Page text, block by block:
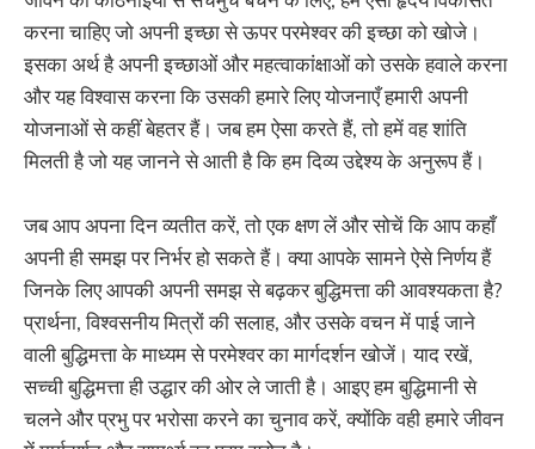
करना चाहिए जो अपनी इच्छा से ऊपर परमेश्वर की इच्छा को खोजे।
इसका अर्थ है अपनी इच्छाओं और महत्वाकांक्षाओं को उसके हवाले करना
और यह विश्वास करना कि उसकी हमारे लिए योजनाएँ हमारी अपनी
योजनाओं से कहीं बेहतर हैं। जब हम ऐसा करते हैं, तो हमें वह शांति
मिलती है जो यह जानने से आती है कि हम दिव्य उद्देश्य के अनुरूप हैं।
जब आप अपना दिन व्यतीत करें, तो एक क्षण लें और सोचें कि आप कहाँ
अपनी ही समझ पर निर्भर हो सकते हैं। क्या आपके सामने ऐसे निर्णय हैं
जिनके लिए आपकी अपनी समझ से बढ़कर बुद्धिमत्ता की आवश्यकता है?
प्रार्थना, विश्वसनीय मित्रों की सलाह, और उसके वचन में पाई जाने
वाली बुद्धिमत्ता के माध्यम से परमेश्वर का मार्गदर्शन खोजें। याद रखें,
सच्ची बुद्धिमत्ता ही उद्धार की ओर ले जाती है। आइए हम बुद्धिमानी से
चलने और प्रभु पर भरोसा करने का चुनाव करें, क्योंकि वही हमारे जीवन